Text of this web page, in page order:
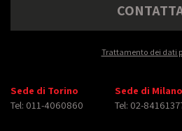
Trattamento dei dati
Sede di Torino
Tel: 011-4060860
Sede di Milano
Tel: 02-